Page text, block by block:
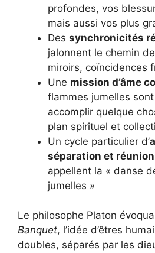
profondes, vos
mais aussi vos plus
Des synchronicités
jalonnent le chemin
miroirs, coïncidences
Une mission d’âme
flammes jumelles
accomplir quelque
plan spirituel et
Un cycle particulier d’
séparation et réunion
appellent la « danse
jumelles »
Le philosophe Platon
Banquet, l’idée d’êtres
doubles, séparés par les